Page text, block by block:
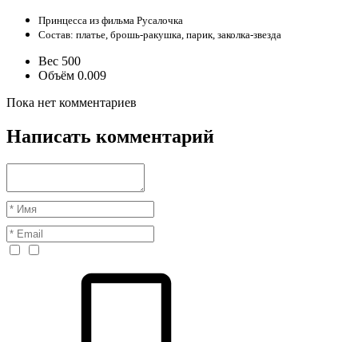
Принцесса из фильма Русалочка
Состав: платье, брошь-ракушка, парик, заколка-звезда
Вес 500
Объём 0.009
Пока нет комментариев
Написать комментарий